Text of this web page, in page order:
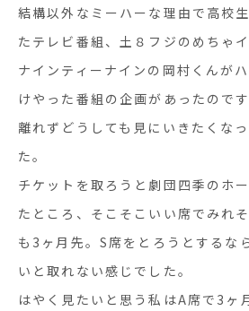
結構以外なミーハーな理由で高校
たテレビ番組、土８フジのめちゃイ
ナインティーナインの岡村くんが
けやった番組の企画があったので
離れずどうしても見にいきたくな
た。
チケットを取ろうと劇団四季のホ
たところ、そこそこいい席でみれ
も3ヶ月先。S席をとろうとするな
いと取れない感じでした。
はやく見たいと思う私はA席で3ヶ